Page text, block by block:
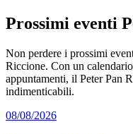
Prossimi eventi
Non perdere i prossimi
Riccione. Con un
appuntamenti, il Peter Pan
indimenticabili.
08/08/2026